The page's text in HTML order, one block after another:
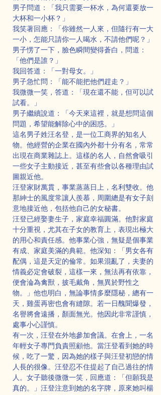
男子問道：「我只需要一杯水，為何還要放一
大杯和一小杯？」
我笑著回應：「你雖然一人來，但隨行有一大
一小，怎能只請你一人喝水，不請他們呢？」
男子愣了一下，臉色瞬間變得蒼白，問道：
「他們是誰？」
我回答道：「一對母女。」
男子急忙問：「能不能把他們趕走？」
我微微一笑，答道：「現在還不能，但可以試
試看。」
男子繼續說道：「今天來這裡，就是想問這個
問題，希望能解除心中的困惑。」
這名男子姓汪名登，是一位工商界的知名人
物。他經營的企業在國內外都十分有名，常常
出現在商業雜誌上。這樣的名人，自然會吸引
一些女子主動接近，甚至有些會以各種理由試
圖親近他。
汪登家財萬貫，事業蒸蒸日上，名利雙收。他
那紳士的風度常讓人羨慕，周圍總是有女子刻
意地接近他，包括他自己的女秘書。
汪登已經娶妻生子，家庭幸福圓滿。他對家庭
十分重視，尤其在子女的教育上，表現出極大
的用心和責任感。他事業心強，無疑是個事業
有成、家庭美滿的典範。他深知：「男女各有
配偶，這是天定的倫常。如果混亂了，夫妻的
情義必定會破裂，這樣一來，無法再有依靠，
便會淪為禽獸，披毛戴角，無異於野性之
物。」他也明白，無論事情多麼隱秘，總有一
天，雞蛋再密也會有縫隙。若一日醜聞爆發，
名譽將會遠播，顏面無光。他因此非常謹慎，
處事小心謹慎。
有一次，汪登在外地參加會議。在會上，一名
年輕女子專門負責照顧他。當汪登看到她的時
候，吃了一驚，因為她的樣子與汪登初戀的情
人長的很像。汪登忍不住提起了自己過往的情
人。女子聽後微微一笑，回應道：「但願我是
真的。」汪登注意到她的名字牌，原來她叫楊